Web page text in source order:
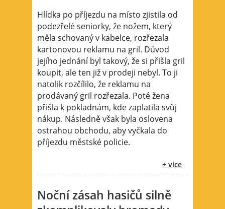
Hlídka po příjezdu na místo zjistila od
podezřelé seniorky, že nožem, který
měla schovaný v kabelce, rozřezala
kartonovou reklamu na gril. Důvod
jejího jednání byl takový, že si přišla gril
koupit, ale ten již v prodeji nebyl. To ji
natolik rozčílilo, že reklamu na
prodávaný gril rozřezala. Poté žena
přišla k pokladnám, kde zaplatila svůj
nákup. Následně však byla oslovena
ostrahou obchodu, aby vyčkala do
příjezdu městské policie.
+ více
Noční zásah hasičů silně